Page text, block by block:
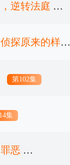
逆转法庭
探原来的样子
第102集
集
恶